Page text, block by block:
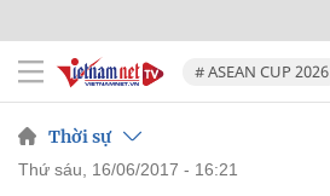
# ASEAN CUP 2026
Thời sự
thứ sáu, 16/06/2017 - 16:21